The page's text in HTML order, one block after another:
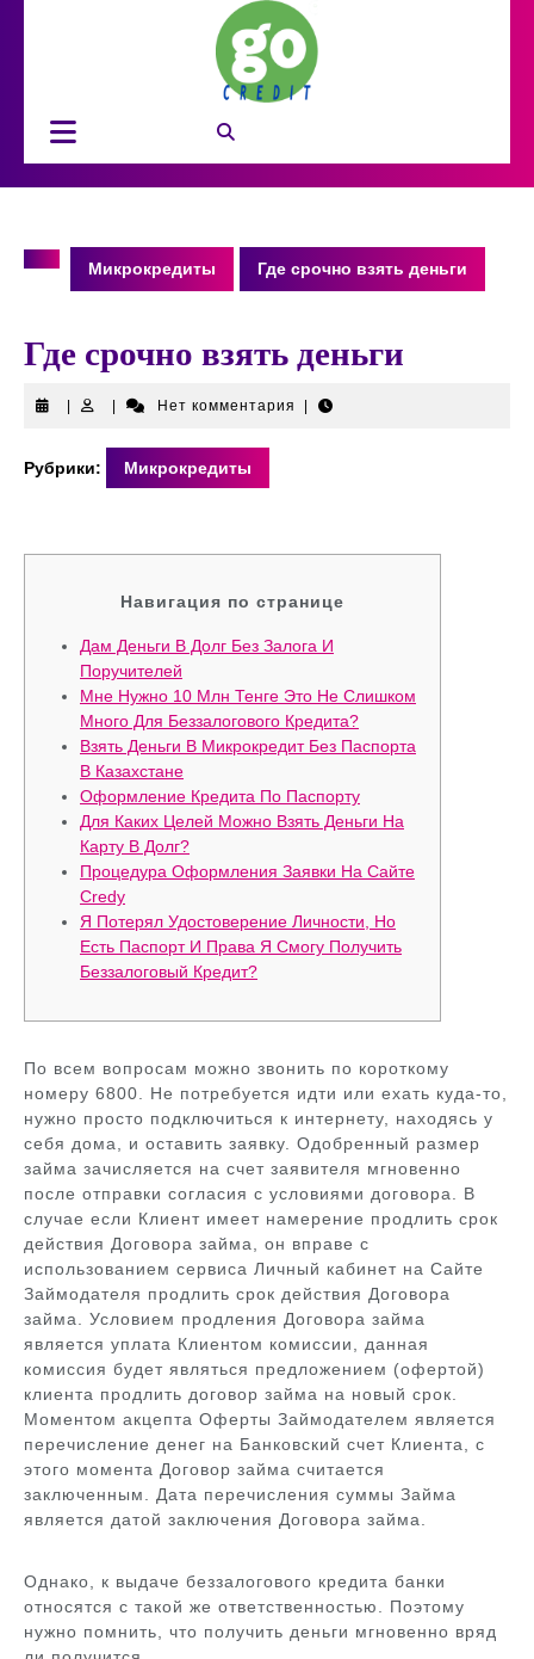
Открыть
Микрокредиты Где срочно взять деньги
Где срочно взять деньги
Нет комментария
Рубрики: Микрокредиты
Навигация по странице
Дам Деньги В Долг Без Залога И
Поручителей
Мне Нужно 10 Млн Тенге Это Не Слишком
Много Для Беззалогового Кредита?
Взять Деньги В Микрокредит Без Паспорта
В Казахстане
Оформление Кредита По Паспорту
Для Каких Целей Можно Взять Деньги На
Карту В Долг?
Процедура Оформления Заявки На Сайте
Credy
Я Потерял Удостоверение Личности, Но
Есть Паспорт И Права Я Смогу Получить
Беззалоговый Кредит?
По всем вопросам можно звонить по короткому
номеру 6800. Не потребуется идти или ехать куда-то,
нужно просто подключиться к интернету, находясь у
себя дома, и оставить заявку. Одобренный размер
займа зачисляется на счет заявителя мгновенно
после отправки согласия с условиями договора. В
случае если Клиент имеет намерение продлить срок
действия Договора займа, он вправе с
использованием сервиса Личный кабинет на Сайте
Займодателя продлить срок действия Договора
займа. Условием продления Договора займа
является уплата Клиентом комиссии, данная
комиссия будет являться предложением (офертой)
клиента продлить договор займа на новый срок.
Моментом акцепта Оферты Займодателем является
перечисление денег на Банковский счет Клиента, с
этого момента Договор займа считается
заключенным. Дата перечисления суммы Займа
является датой заключения Договора займа.
Однако, к выдаче беззалогового кредита банки
относятся с такой же ответственностью. Поэтому
нужно помнить, что получить деньги мгновенно вряд